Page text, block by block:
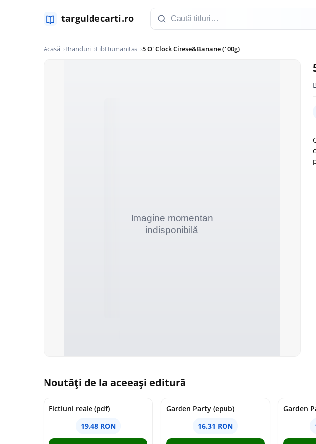
Acasă Branduri LibHumanitas 5 O' Clock Cirese&Banane (100g)
Noutăți de la aceeași editură
Fictiuni reale (pdf)
19.48 RON
Garden Party (epub)
16.31 RON
Garden